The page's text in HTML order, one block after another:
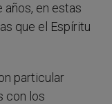
años, en estas
que el Espíritu
particular
con los